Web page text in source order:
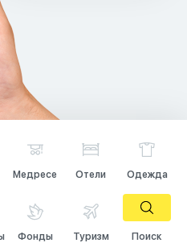
Медресе Отели Одежда
Фонды Туризм Поиск